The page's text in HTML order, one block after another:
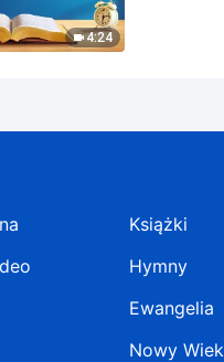
4:24
Książki
Hymny
Ewangelia
Nowy Wiek